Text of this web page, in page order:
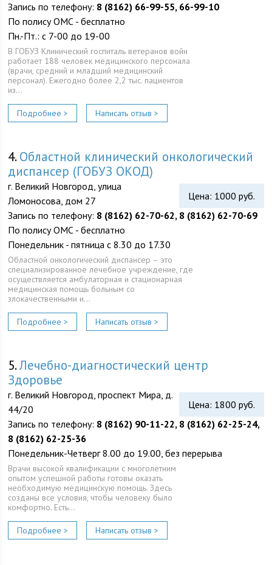
Запись по телефону: 8 (8162) 66-99-55, 66-99-10
По полису ОМС - бесплатно
Пн.-Пт.: с 7-00 до 19-00
В ГОБУЗ Клинический госпиталь ветеранов войн
работает 188 человек медицинского персонала
(врачи, средний и младший медицинский
персонал). Ежегодно более 2,2 тыс. пациентов
из…
Подробнее > Написать отзыв >
4.Областной клинический онкологический
диспансер (ГОБУЗ ОКОД)
Цена: 1000 руб.
г. Великий Новгород, улица
Ломоносова, дом 27
Запись по телефону: 8 (8162) 62-70-62, 8 (8162) 62-70-69
По полису ОМС - бесплатно
Понедельник - пятница с 8.30 до 17.30
Областной онкологический диспансер – это
специализированное лечебное учреждение, где
осуществляется амбулаторная и стационарная
медицинская помощь больным со
злокачественными и…
Подробнее > Написать отзыв >
5.Лечебно-диагностический центр
Здоровье
Цена: 1800 руб.
г. Великий Новгород, проспект Мира, д.
44/20
Запись по телефону: 8 (8162) 90-11-22, 8 (8162) 62-25-24,
8 (8162) 62-25-36
Понедельник-Четверг 8.00 до 19.00, без перерыва
Врачи высокой квалификации с многолетним
опытом успешной работы готовы оказать
необходимую медицинскую помощь. Здесь
созданы все условия, чтобы человеку было
комфортно. Есть…
Подробнее > Написать отзыв >